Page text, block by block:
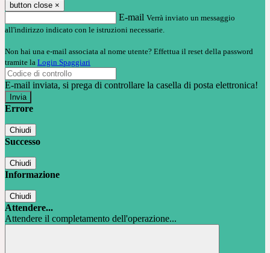
button close ×
E-mail Verrà inviato un messaggio
all'indirizzo indicato con le istruzioni necessarie.
Non hai una e-mail associata al nome utente? Effettua il reset della password
tramite la Login Spaggiari
E-mail inviata, si prega di controllare la casella di posta elettronica!
Errore
Chiudi
Successo
Chiudi
Informazione
Chiudi
Attendere...
Attendere il completamento dell'operazione...